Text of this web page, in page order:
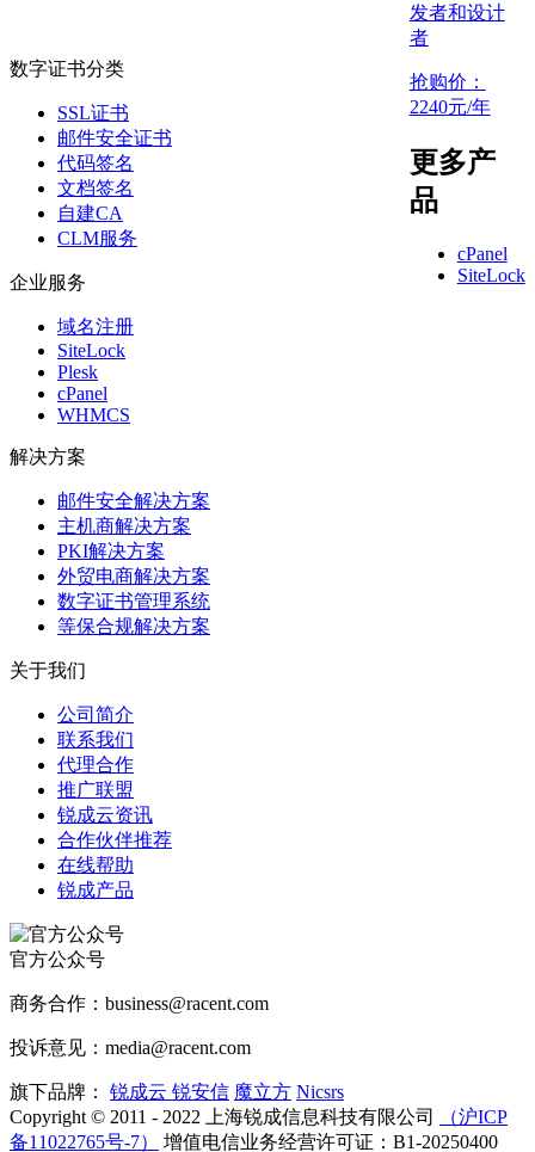
发者和设计
者
抢购价：
2240元/年
更多产
品
cPanel
SiteLock
数字证书分类
SSL证书
邮件安全证书
代码签名
文档签名
自建CA
CLM服务
企业服务
域名注册
SiteLock
Plesk
cPanel
WHMCS
解决方案
邮件安全解决方案
主机商解决方案
PKI解决方案
外贸电商解决方案
数字证书管理系统
等保合规解决方案
关于我们
公司简介
联系我们
代理合作
推广联盟
锐成云资讯
合作伙伴推荐
在线帮助
锐成产品
官方公众号
商务合作：business@racent.com
投诉意见：media@racent.com
旗下品牌： 锐成云 锐安信 魔立方 Nicsrs
Copyright © 2011 - 2022 上海锐成信息科技有限公司
（沪ICP
备11022765号-7）
增值电信业务经营许可证：B1-20250400